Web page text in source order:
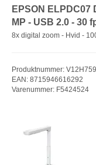
EPSON ELPDC07
MP - USB 2.0 - 30
8x digital zoom - Hvid -
Produktnummer:
EAN: 8715946616292
Varenummer: F5424524